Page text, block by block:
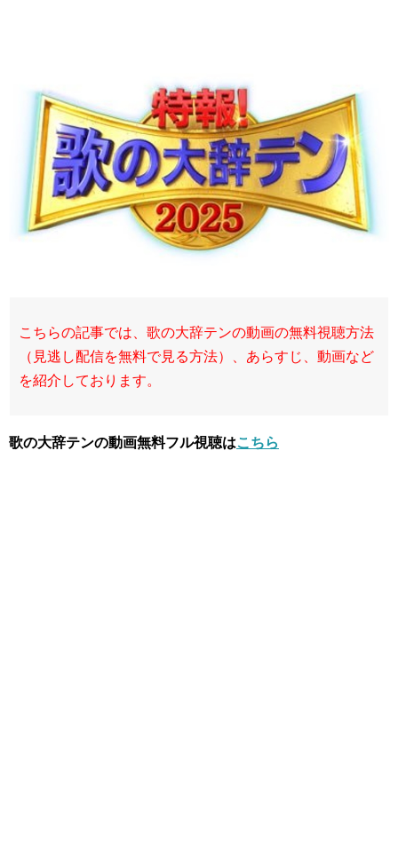
こちらの記事では、歌の大辞テンの動画の無料視聴方法
（見逃し配信を無料で見る方法）、あらすじ、動画など
を紹介しております。
歌の大辞テンの動画無料フル視聴はこちら